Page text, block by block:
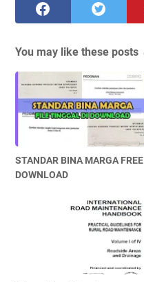
You may like these posts
STANDAR BINA MARGA FREE
DOWNLOAD